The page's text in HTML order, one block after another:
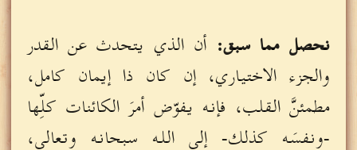
نحصل مما سبق: أن الذي يتحدث عن القدر
والجزء الاختياري، إن كان ذا إيمان كامل،
مطمئنَّ القلب، فإنه يفوّض أمرَ الكائنات كلِّها
-ونفسَه كذلك- إلى الله سبحانه وتعالى،